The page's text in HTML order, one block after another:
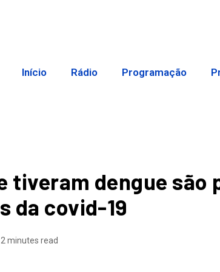
Início Rádio Programação
tiveram dengue são
da covid-19
2 minutes read